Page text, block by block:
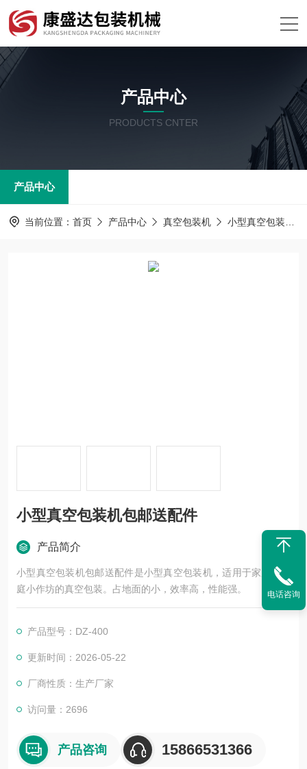
产品中心
PRODUCTS CNTER
产品中心
当前位置： 首页 产品中心 真空包装机 小型真空包装机
小型真空包装机包邮送配件
产品简介
小型真空包装机包邮送配件是小型真空包装机，适用于家用，家
庭小作坊的真空包装。占地面的小，效率高，性能强。
产品型号：DZ-400
更新时间：2026-05-22
厂商性质：生产厂家
访问量：2696
产品咨询 15866531366
电话咨询